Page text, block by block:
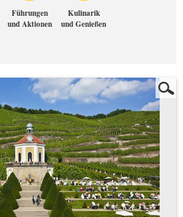
Führungen
und Aktionen
Kulinarik
und Genießen